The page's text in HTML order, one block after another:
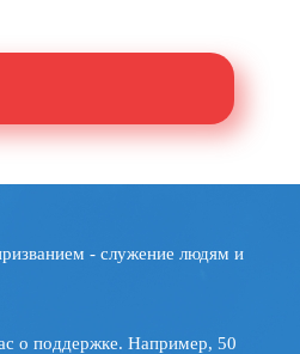
- служение людям и
о поддержке. Например, 50